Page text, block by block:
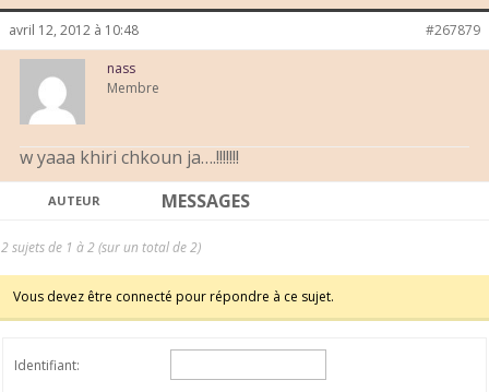
avril 12, 2012 à 10:48 #267879
nass
Membre
w yaaa khiri chkoun ja….!!!!!!!
AUTEUR MESSAGES
2 sujets de 1 à 2 (sur un total de 2)
Vous devez être connecté pour répondre à ce sujet.
Identifiant: